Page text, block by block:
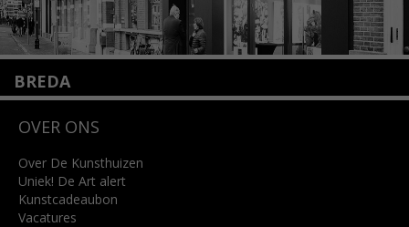
BREDA
4818 SB Breda
info@kunsthuisbreda.nl
Lees meer
OVER ONS
Over De Kunsthuizen
Uniek! De Art alert
Kunstcadeaubon
Vacatures